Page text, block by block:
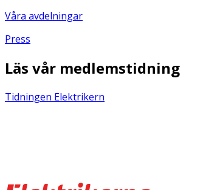
Våra avdelningar
Press
Läs vår medlemstidning
Tidningen Elektrikern